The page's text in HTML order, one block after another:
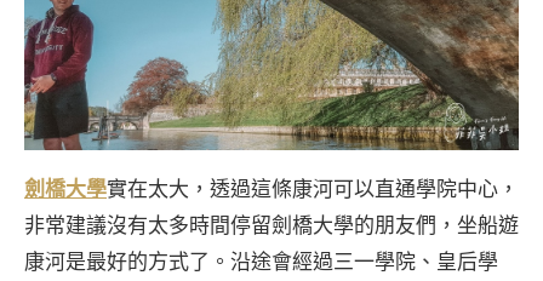
劍橋大學實在太大，透過這條康河可以直通學院中心，
非常建議沒有太多時間停留劍橋大學的朋友們，坐船遊
康河是最好的方式了。沿途會經過三一學院、皇后學